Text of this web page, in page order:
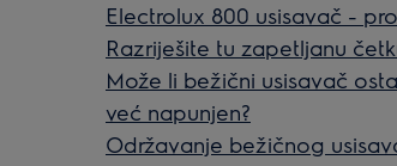
Electrolux 800 usisavač -
Razriješite tu zapetljanu
Može li bežični usisavač
već napunjen?
Održavanje bežičnog